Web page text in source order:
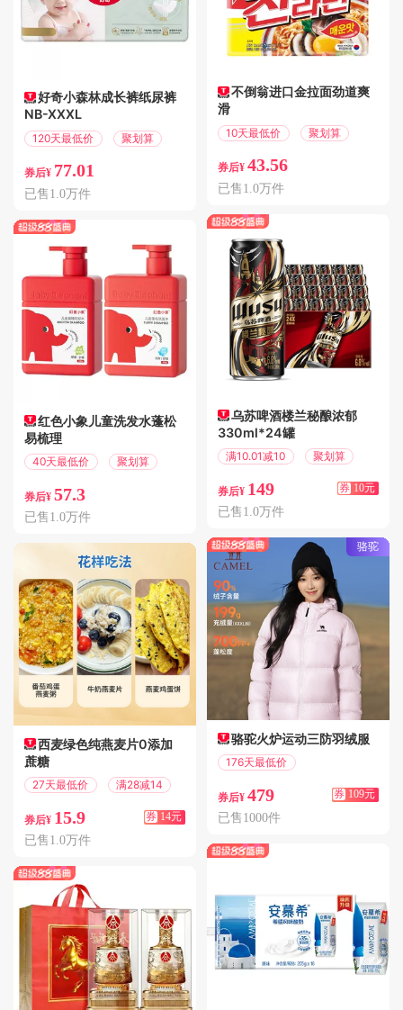
新品
好奇小森林成长裤纸尿裤
NB-XXXL
120天最低价 聚划算
券后¥ 77.01
已售1.0万件
红色小象儿童洗发水蓬松
易梳理
40天最低价 聚划算
券后¥ 57.3
已售1.0万件
西麦绿色纯燕麦片0添加
蔗糖
27天最低价 满28减14
券后¥ 15.9 券 14元
已售1.0万件
不倒翁进口金拉面劲道爽
滑
10天最低价 聚划算
券后¥ 43.56
已售1.0万件
乌苏啤酒楼兰秘酿浓郁
330ml*24罐
满10.01减10 聚划算
券后¥ 149 券 10元
已售1.0万件
骆驼
骆驼火炉运动三防羽绒服
176天最低价
券后¥ 479 券 109元
已售1000件